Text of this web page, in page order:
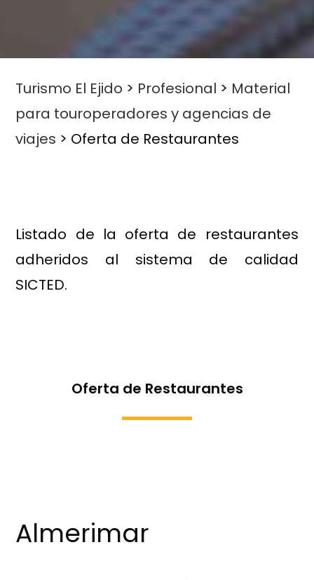
Turismo El Ejido > Profesional > Material
para touroperadores y agencias de
viajes > Oferta de Restaurantes
Listado de la oferta de restaurantes
adheridos al sistema de calidad
SICTED.
Oferta de Restaurantes
Almerimar